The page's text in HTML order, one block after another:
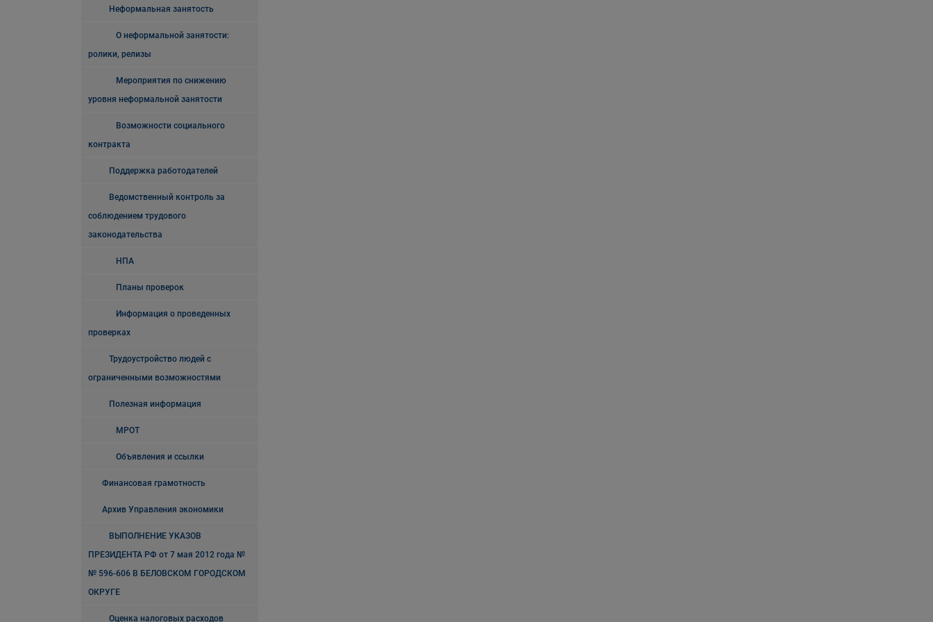
Неформальная занятость
О неформальной занятости:
ролики, релизы
Мероприятия по снижению
уровня неформальной занятости
Возможности социального
контракта
Поддержка работодателей
Ведомственный контроль за
соблюдением трудового
законодательства
НПА
Планы проверок
Информация о проведенных
проверках
Трудоустройство людей с
ограниченными возможностями
Полезная информация
МРОТ
Объявления и ссылки
Финансовая грамотность
Архив Управления экономики
ВЫПОЛНЕНИЕ УКАЗОВ
ПРЕЗИДЕНТА РФ от 7 мая 2012 года №
№ 596-606 В БЕЛОВСКОМ ГОРОДСКОМ
ОКРУГЕ
Оценка налоговых расходов